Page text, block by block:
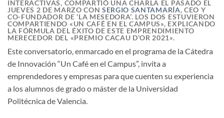
INTERACTIVAS, COMPARTIÓ UNA CHARLA EL PASADO EL
JUEVES 2 DE MARZO CON SERGIO SANTAMARÍA, CEO Y
CO-FUNDADOR DE ‘LA MESEDORA’. LOS DOS ESTUVIERON
COMPARTIENDO «UN CAFÉ EN EL CAMPUS», EXPLICANDO
LA FÓRMULA DEL ÉXITO DE ESTE EMPRENDIMIENTO
MERECEDOR DEL «PREMIO CACAU D’OR 2021».
Este conversatorio, enmarcado en el programa de la Cátedra
de Innovación “Un Café en el Campus”, invita a
emprendedores y empresas para que cuenten su experiencia
a los alumnos de grado o máster de la Universidad
Politécnica de Valencia.